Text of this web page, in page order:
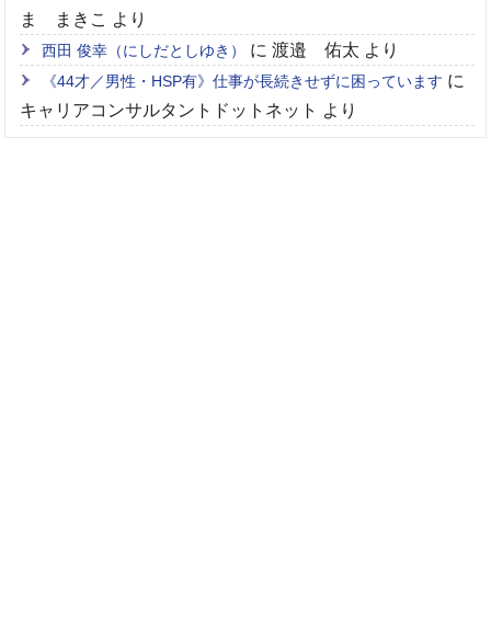
ま まきこ より
西田 俊幸（にしだとしゆき） に渡邉 佑太 より
《44才／男性・HSP有》仕事が長続きせずに困っています に
キャリアコンサルタントドットネット より